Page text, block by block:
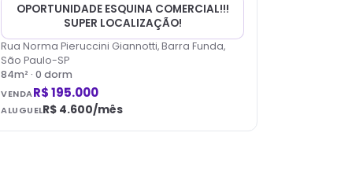
OPORTUNIDADE ESQUINA COMERCIAL!!!
SUPER LOCALIZAÇÃO!
Rua Norma Pieruccini Giannotti, Barra Funda,
São Paulo-SP
84m² ·0 dorm
VENDAR$ 195.000
ALUGUELR$ 4.600/mês